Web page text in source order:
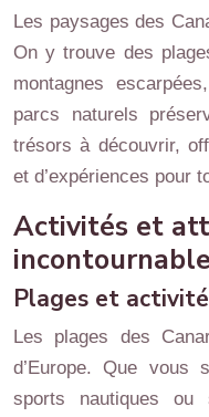
Les paysages des
On y trouve des
montagnes
parcs naturels
trésors à découvrir,
et d’expériences pour
Activités et
Plages et
Les plages des
d’Europe. Que vous
sports nautiques ou